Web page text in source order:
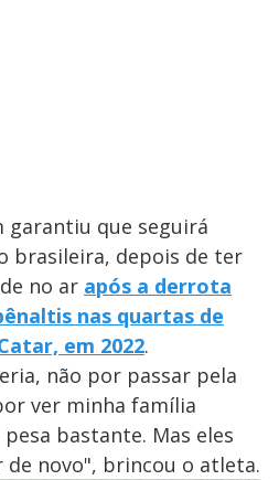
garantiu que seguirá
brasileira, depois de ter
no ar após a derrota
nas quartas de
em 2022.
não por passar pela
ver minha família
bastante. Mas eles
novo", brincou o atleta.